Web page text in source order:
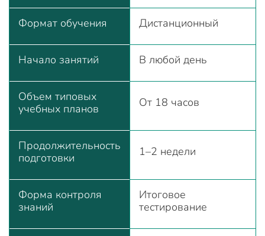
Формат обучения Дистанционный
Начало занятий В любой день
Объем типовых
учебных планов
От 18 часов
Продолжительность
подготовки
1–2 недели
Форма контроля
знаний
Итоговое
тестирование